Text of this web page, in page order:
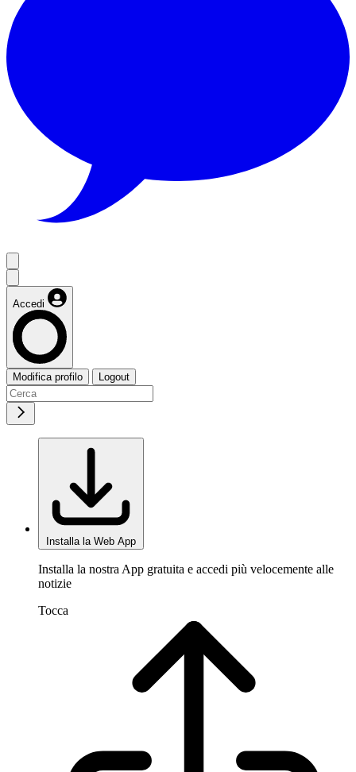
Accedi
Modifica profilo Logout
Installa la Web App
Installa la nostra App gratuita e accedi più velocemente alle
notizie
Tocca